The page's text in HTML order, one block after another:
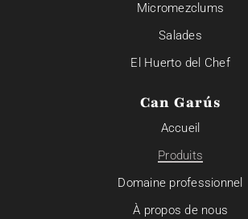
Micromezclums
Salades
El Huerto del Chef
Can Garús
Accueil
Produits
Domaine professionnel
À propos de nous